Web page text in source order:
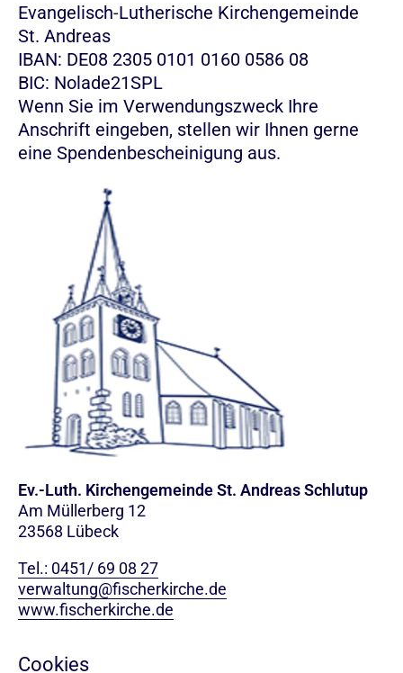
Evangelisch-Lutherische Kirchengemeinde
St. Andreas
IBAN: DE08 2305 0101 0160 0586 08
BIC: Nolade21SPL
Wenn Sie im Verwendungszweck Ihre
Anschrift eingeben, stellen wir Ihnen gerne
eine Spendenbescheinigung aus.
Ev.-Luth. Kirchengemeinde St. Andreas Schlutup
Am Müllerberg 12
23568 Lübeck
Tel.: 0451/ 69 08 27
verwaltung@fischerkirche.de
www.fischerkirche.de
Cookies